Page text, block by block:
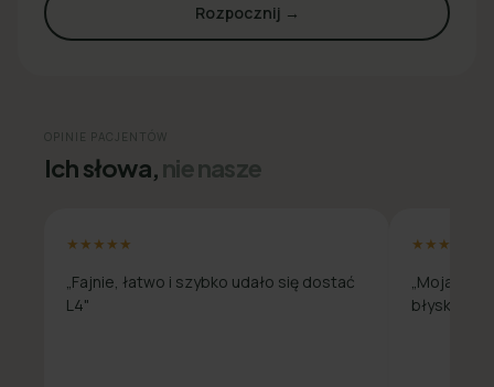
Rozpocznij →
OPINIE PACJENTÓW
Ich słowa,nie nasze
★★★★★
„Fajnie, łatwo i szybko udało się dostać
L4"
★★★★★
„Moja